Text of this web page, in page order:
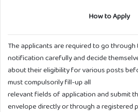
How to Apply
The applicants are required to go through
notification carefully and decide
about their eligibility for various posts
must compulsorily fill-up all
relevant fields of application and submit
envelope directly or through a registered